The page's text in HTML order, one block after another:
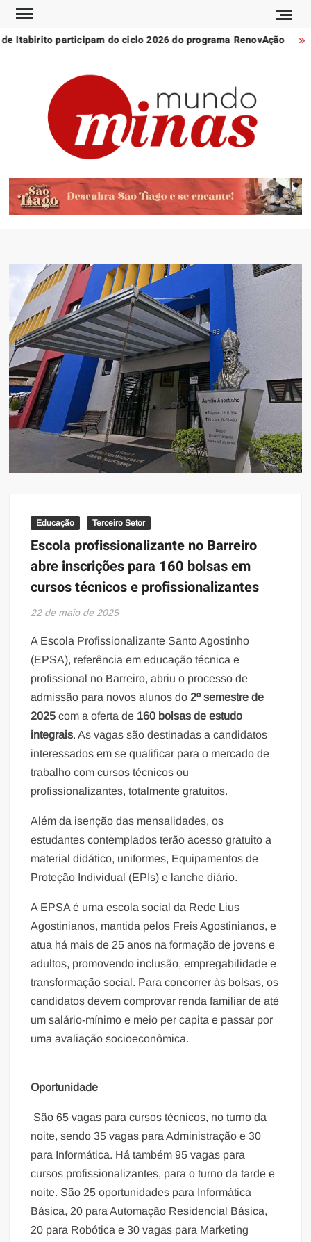
Skip
content
Itabirito participam do ciclo 2026 do programa RenovAção
Gerais
e do
mundo
Educação Terceiro Setor
Escola profissionalizante no Barreiro
abre inscrições para 160 bolsas em
cursos técnicos e profissionalizantes
22 de maio de 2025
A Escola Profissionalizante Santo Agostinho
(EPSA), referência em educação técnica e
profissional no Barreiro, abriu o processo de
admissão para novos alunos do 2º semestre de
2025 com a oferta de 160 bolsas de estudo
integrais. As vagas são destinadas a candidatos
interessados em se qualificar para o mercado de
trabalho com cursos técnicos ou
profissionalizantes, totalmente gratuitos.
Além da isenção das mensalidades, os
estudantes contemplados terão acesso gratuito a
material didático, uniformes, Equipamentos de
Proteção Individual (EPIs) e lanche diário.
A EPSA é uma escola social da Rede Lius
Agostinianos, mantida pelos Freis Agostinianos, e
atua há mais de 25 anos na formação de jovens e
adultos, promovendo inclusão, empregabilidade e
transformação social. Para concorrer às bolsas, os
candidatos devem comprovar renda familiar de até
um salário-mínimo e meio per capita e passar por
uma avaliação socioeconômica.
Oportunidade
São 65 vagas para cursos técnicos, no turno da
noite, sendo 35 vagas para Administração e 30
para Informática. Há também 95 vagas para
cursos profissionalizantes, para o turno da tarde e
noite. São 25 oportunidades para Informática
Básica, 20 para Automação Residencial Básica,
20 para Robótica e 30 vagas para Marketing